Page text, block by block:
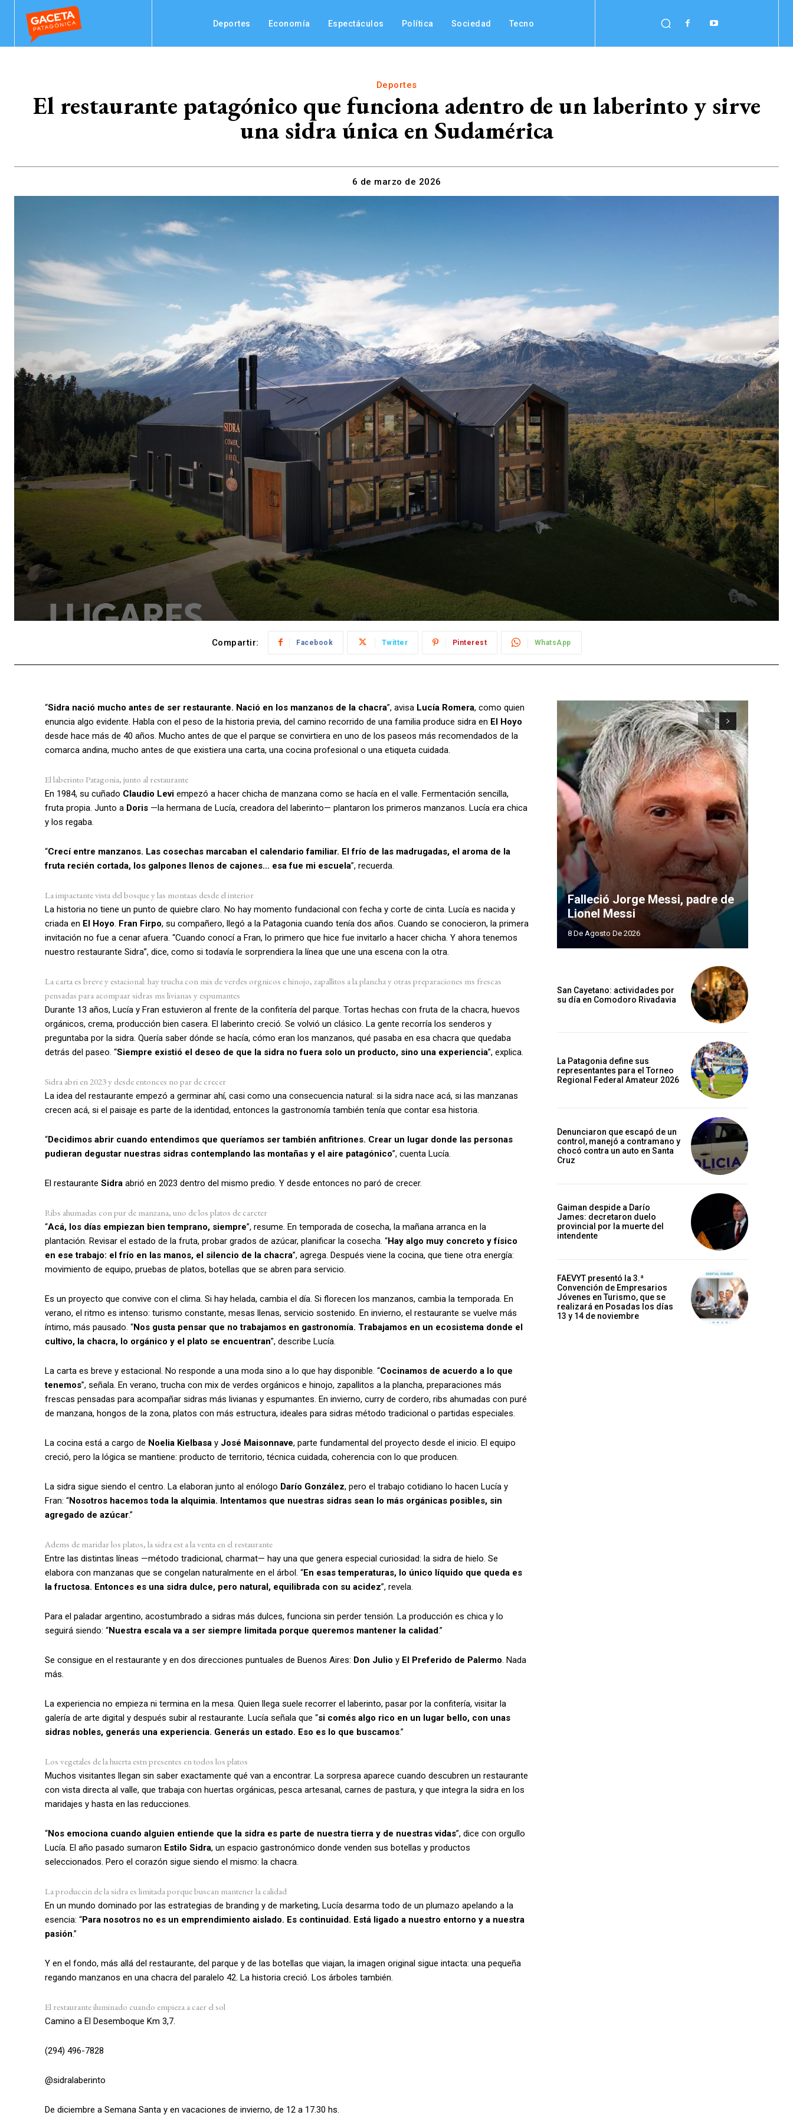
Deportes Economía Espectáculos Política Sociedad Tecno
Deportes
El restaurante patagónico que funciona adentro de un laberinto y sirve
una sidra única en Sudamérica
6 de marzo de 2026
Compartir: Facebook Twitter Pinterest WhatsApp
“Sidra nació mucho antes de ser restaurante. Nació en los manzanos de la chacra”, avisa Lucía Romera, como quien
enuncia algo evidente. Habla con el peso de la historia previa, del camino recorrido de una familia produce sidra en El Hoyo
desde hace más de 40 años. Mucho antes de que el parque se convirtiera en uno de los paseos más recomendados de la
comarca andina, mucho antes de que existiera una carta, una cocina profesional o una etiqueta cuidada.
El laberinto Patagonia, junto al restaurante
En 1984, su cuñado Claudio Levi empezó a hacer chicha de manzana como se hacía en el valle. Fermentación sencilla,
fruta propia. Junto a Doris —la hermana de Lucía, creadora del laberinto— plantaron los primeros manzanos. Lucía era chica
y los regaba.
“Crecí entre manzanos. Las cosechas marcaban el calendario familiar. El frío de las madrugadas, el aroma de la
fruta recién cortada, los galpones llenos de cajones… esa fue mi escuela”, recuerda.
La impactante vista del bosque y las montaas desde el interior
La historia no tiene un punto de quiebre claro. No hay momento fundacional con fecha y corte de cinta. Lucía es nacida y
criada en El Hoyo. Fran Firpo, su compañero, llegó a la Patagonia cuando tenía dos años. Cuando se conocieron, la primera
invitación no fue a cenar afuera. “Cuando conocí a Fran, lo primero que hice fue invitarlo a hacer chicha. Y ahora tenemos
nuestro restaurante Sidra”, dice, como si todavía le sorprendiera la línea que une una escena con la otra.
La carta es breve y estacional: hay trucha con mix de verdes orgnicos e hinojo, zapallitos a la plancha y otras preparaciones ms frescas
pensadas para acompaar sidras ms livianas y espumantes
Durante 13 años, Lucía y Fran estuvieron al frente de la confitería del parque. Tortas hechas con fruta de la chacra, huevos
orgánicos, crema, producción bien casera. El laberinto creció. Se volvió un clásico. La gente recorría los senderos y
preguntaba por la sidra. Quería saber dónde se hacía, cómo eran los manzanos, qué pasaba en esa chacra que quedaba
detrás del paseo. “Siempre existió el deseo de que la sidra no fuera solo un producto, sino una experiencia”, explica.
Sidra abri en 2023 y desde entonces no par de crecer
La idea del restaurante empezó a germinar ahí, casi como una consecuencia natural: si la sidra nace acá, si las manzanas
crecen acá, si el paisaje es parte de la identidad, entonces la gastronomía también tenía que contar esa historia.
“Decidimos abrir cuando entendimos que queríamos ser también anfitriones. Crear un lugar donde las personas
pudieran degustar nuestras sidras contemplando las montañas y el aire patagónico”, cuenta Lucía.
El restaurante Sidra abrió en 2023 dentro del mismo predio. Y desde entonces no paró de crecer.
Ribs ahumadas con pur de manzana, uno de los platos de carcter
“Acá, los días empiezan bien temprano, siempre”, resume. En temporada de cosecha, la mañana arranca en la
plantación. Revisar el estado de la fruta, probar grados de azúcar, planificar la cosecha. “Hay algo muy concreto y físico
en ese trabajo: el frío en las manos, el silencio de la chacra”, agrega. Después viene la cocina, que tiene otra energía:
movimiento de equipo, pruebas de platos, botellas que se abren para servicio.
Es un proyecto que convive con el clima. Si hay helada, cambia el día. Si florecen los manzanos, cambia la temporada. En
verano, el ritmo es intenso: turismo constante, mesas llenas, servicio sostenido. En invierno, el restaurante se vuelve más
íntimo, más pausado. “Nos gusta pensar que no trabajamos en gastronomía. Trabajamos en un ecosistema donde el
cultivo, la chacra, lo orgánico y el plato se encuentran”, describe Lucía.
La carta es breve y estacional. No responde a una moda sino a lo que hay disponible. “Cocinamos de acuerdo a lo que
tenemos”, señala. En verano, trucha con mix de verdes orgánicos e hinojo, zapallitos a la plancha, preparaciones más
frescas pensadas para acompañar sidras más livianas y espumantes. En invierno, curry de cordero, ribs ahumadas con puré
de manzana, hongos de la zona, platos con más estructura, ideales para sidras método tradicional o partidas especiales.
La cocina está a cargo de Noelia Kielbasa y José Maisonnave, parte fundamental del proyecto desde el inicio. El equipo
creció, pero la lógica se mantiene: producto de territorio, técnica cuidada, coherencia con lo que producen.
La sidra sigue siendo el centro. La elaboran junto al enólogo Darío González, pero el trabajo cotidiano lo hacen Lucía y
Fran: “Nosotros hacemos toda la alquimia. Intentamos que nuestras sidras sean lo más orgánicas posibles, sin
agregado de azúcar.”
Adems de maridar los platos, la sidra est a la venta en el restaurante
Entre las distintas líneas —método tradicional, charmat— hay una que genera especial curiosidad: la sidra de hielo. Se
elabora con manzanas que se congelan naturalmente en el árbol. “En esas temperaturas, lo único líquido que queda es
la fructosa. Entonces es una sidra dulce, pero natural, equilibrada con su acidez”, revela.
Para el paladar argentino, acostumbrado a sidras más dulces, funciona sin perder tensión. La producción es chica y lo
seguirá siendo: “Nuestra escala va a ser siempre limitada porque queremos mantener la calidad.”
Se consigue en el restaurante y en dos direcciones puntuales de Buenos Aires: Don Julio y El Preferido de Palermo. Nada
más.
La experiencia no empieza ni termina en la mesa. Quien llega suele recorrer el laberinto, pasar por la confitería, visitar la
galería de arte digital y después subir al restaurante. Lucía señala que “si comés algo rico en un lugar bello, con unas
sidras nobles, generás una experiencia. Generás un estado. Eso es lo que buscamos.”
Los vegetales de la huerta estn presentes en todos los platos
Muchos visitantes llegan sin saber exactamente qué van a encontrar. La sorpresa aparece cuando descubren un restaurante
con vista directa al valle, que trabaja con huertas orgánicas, pesca artesanal, carnes de pastura, y que integra la sidra en los
maridajes y hasta en las reducciones.
“Nos emociona cuando alguien entiende que la sidra es parte de nuestra tierra y de nuestras vidas”, dice con orgullo
Lucía. El año pasado sumaron Estilo Sidra, un espacio gastronómico donde venden sus botellas y productos
seleccionados. Pero el corazón sigue siendo el mismo: la chacra.
La produccin de la sidra es limitada porque buscan mantener la calidad
En un mundo dominado por las estrategias de branding y de marketing, Lucía desarma todo de un plumazo apelando a la
esencia: “Para nosotros no es un emprendimiento aislado. Es continuidad. Está ligado a nuestro entorno y a nuestra
pasión.”
Y en el fondo, más allá del restaurante, del parque y de las botellas que viajan, la imagen original sigue intacta: una pequeña
regando manzanos en una chacra del paralelo 42. La historia creció. Los árboles también.
El restaurante iluminado cuando empieza a caer el sol
Camino a El Desemboque Km 3,7.
(294) 496-7828
@sidralaberinto
De diciembre a Semana Santa y en vacaciones de invierno, de 12 a 17.30 hs.
Falleció Jorge Messi, padre de
Lionel Messi
8 De Agosto De 2026
San Cayetano: actividades por
su día en Comodoro Rivadavia
La Patagonia define sus
representantes para el Torneo
Regional Federal Amateur 2026
Denunciaron que escapó de un
control, manejó a contramano y
chocó contra un auto en Santa
Cruz
Gaiman despide a Darío
James: decretaron duelo
provincial por la muerte del
intendente
FAEVYT presentó la 3.ª
Convención de Empresarios
Jóvenes en Turismo, que se
realizará en Posadas los días
13 y 14 de noviembre